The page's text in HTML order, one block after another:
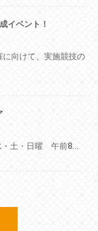
イベント！
向けて、実施競技の
・土・日曜 午前8...